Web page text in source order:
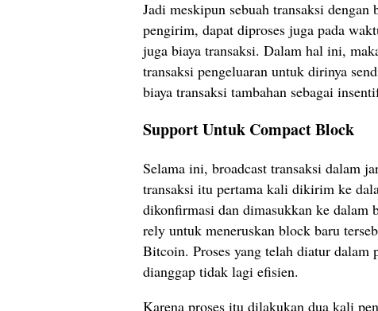
Jadi meskipun sebuah transaksi
pengirim, dapat diproses juga pada
juga biaya transaksi. Dalam hal ini,
transaksi pengeluaran untuk dirinya
biaya transaksi tambahan sebagai
Support Untuk Compact Block
Selama ini, broadcast transaksi dalam
transaksi itu pertama kali dikirim ke
dikonfirmasi dan dimasukkan ke dalam
rely untuk meneruskan block baru
Bitcoin. Proses yang telah diatur
dianggap tidak lagi efisien.
Karena proses itu dilakukan dua kali